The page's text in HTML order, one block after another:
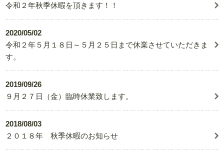
令和２年秋季休暇を頂きます！！
2020/05/02
令和２年５月１８日～５月２５日まで休業させていただきま
す。
2019/09/26
９月２７日（金）臨時休業致します。
2018/08/03
２０１８年 秋季休暇のお知らせ